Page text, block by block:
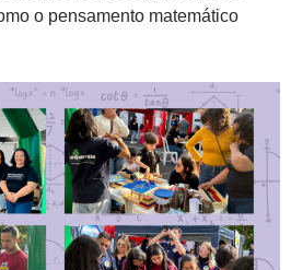
o pensamento matemático